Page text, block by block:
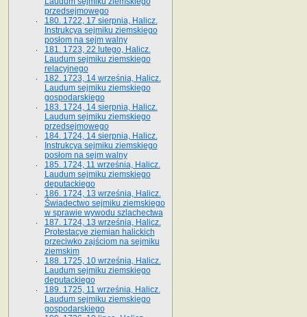
przedsejmowego
180. 1722, 17 sierpnia, Halicz.
Instrukcya sejmiku ziemskiego
posłom na sejm walny
181. 1723, 22 lutego, Halicz.
Laudum sejmiku ziemskiego
relacyjnego
182. 1723, 14 września, Halicz.
Laudum sejmiku ziemskiego
gospodarskiego
183. 1724, 14 sierpnia, Halicz.
Laudum sejmiku ziemskiego
przedsejmowego
184. 1724, 14 sierpnia, Halicz.
Instrukcya sejmiku ziemskiego
posłom na sejm walny
185. 1724, 11 września, Halicz.
Laudum sejmiku ziemskiego
deputackiego
186. 1724, 13 września, Halicz.
Świadectwo sejmiku ziemskiego
w sprawie wywodu szlachectwa
187. 1724, 13 września, Halicz.
Protestacye ziemian halickich
przeciwko zajściom na sejmiku
ziemskim
188. 1725, 10 września, Halicz.
Laudum sejmiku ziemskiego
deputackiego
189. 1725, 11 września, Halicz.
Laudum sejmiku ziemskiego
gospodarskiego